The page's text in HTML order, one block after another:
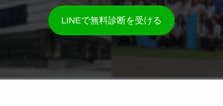
LINEで無料診断を受ける